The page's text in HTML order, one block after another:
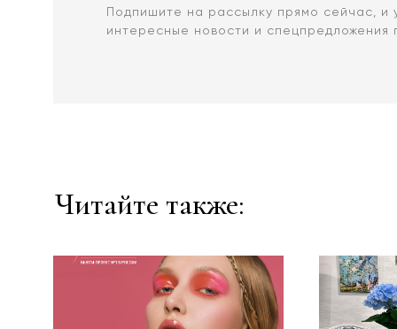
Подпишите на рассылку прямо сейчас, и
интересные новости и спецпредложения
Читайте также: